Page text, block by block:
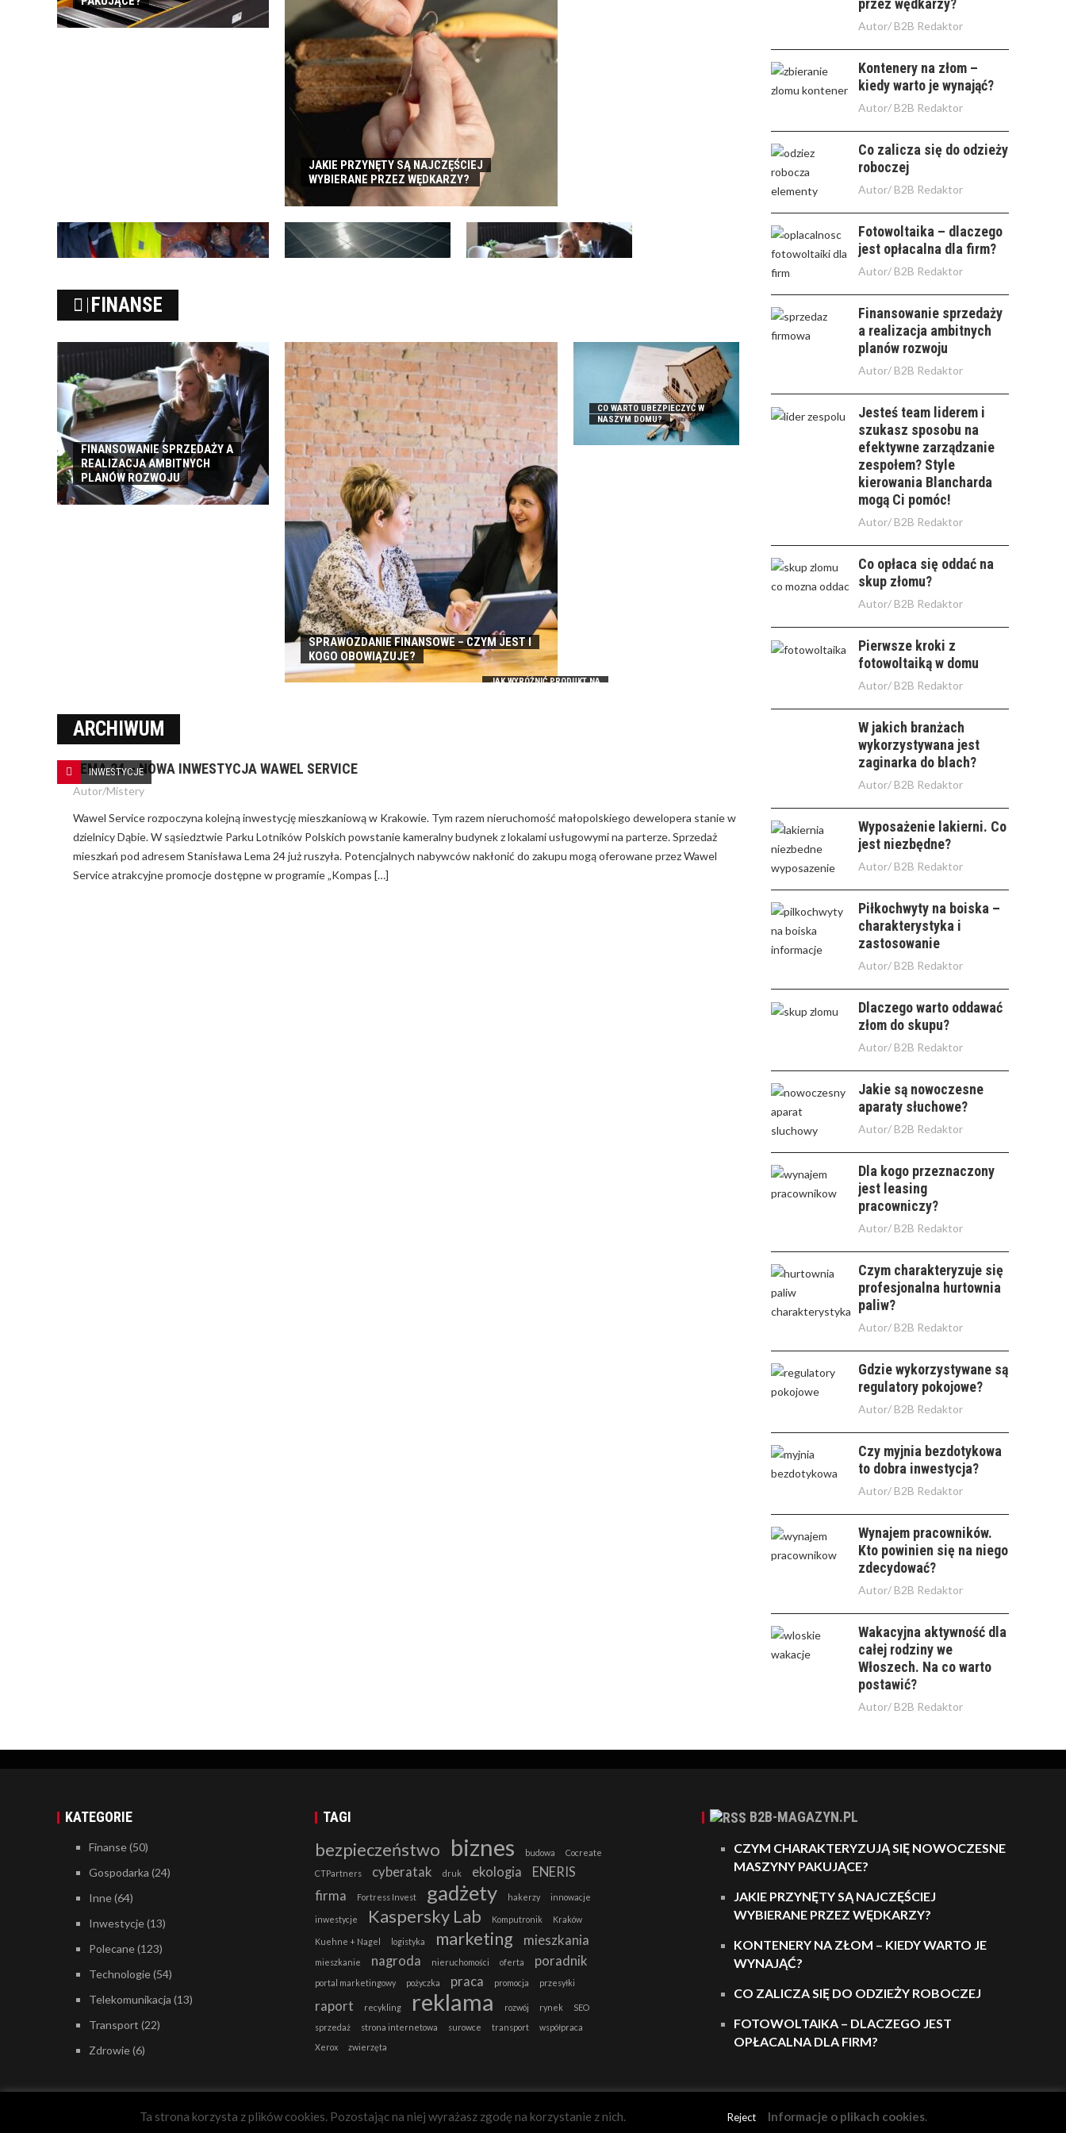
JAKIE PRZYNĘTY SĄ NAJCZĘŚCIEJ
WYBIERANE PRZEZ WĘDKARZY?
CO ZALICZA SIĘ DO ODZIEŻY
ROBOCZEJ
FINANSE
FINANSOWANIE SPRZEDAŻY A
REALIZACJA AMBITNYCH
PLANÓW ROZWOJU
SPRAWOZDANIE FINANSOWE – CZYM JEST I
KOGO OBOWIĄZUJE?
CO WARTO UBEZPIECZYĆ W
NASZYM DOMU?
NA CZYM POLEGA KREDYT Z
GWARANCJĄ DE MINIMIS?
JAK ZARZĄDZAĆ WYDATKAMI
ZA PALIWO W FIRMIE?
JAK WYRÓŻNIĆ PRODUKT NA
ARCHIWUM
INWESTYCJE
LEMA 24 – NOWA INWESTYCJA WAWEL SERVICE
Autor/Mistery
Wawel Service rozpoczyna kolejną inwestycję mieszkaniową w Krakowie. Tym razem nieruchomość małopolskiego dewelopera stanie w
dzielnicy Dąbie. W sąsiedztwie Parku Lotników Polskich powstanie kameralny budynek z lokalami usługowymi na parterze. Sprzedaż
mieszkań pod adresem Stanisława Lema 24 już ruszyła. Potencjalnych nabywców nakłonić do zakupu mogą oferowane przez Wawel
Service atrakcyjne promocje dostępne w programie „Kompas […]
przez wędkarzy?
Autor/ B2B Redaktor
Kontenery na złom –
kiedy warto je wynająć?
Autor/ B2B Redaktor
Co zalicza się do odzieży
roboczej
Autor/ B2B Redaktor
Fotowoltaika – dlaczego
jest opłacalna dla firm?
Autor/ B2B Redaktor
Finansowanie sprzedaży
a realizacja ambitnych
planów rozwoju
Autor/ B2B Redaktor
Jesteś team liderem i
szukasz sposobu na
efektywne zarządzanie
zespołem? Style
kierowania Blancharda
mogą Ci pomóc!
Autor/ B2B Redaktor
Co opłaca się oddać na
skup złomu?
Autor/ B2B Redaktor
Pierwsze kroki z
fotowoltaiką w domu
Autor/ B2B Redaktor
W jakich branżach
wykorzystywana jest
zaginarka do blach?
Autor/ B2B Redaktor
Wyposażenie lakierni. Co
jest niezbędne?
Autor/ B2B Redaktor
Piłkochwyty na boiska –
charakterystyka i
zastosowanie
Autor/ B2B Redaktor
Dlaczego warto oddawać
złom do skupu?
Autor/ B2B Redaktor
Jakie są nowoczesne
aparaty słuchowe?
Autor/ B2B Redaktor
Dla kogo przeznaczony
jest leasing
pracowniczy?
Autor/ B2B Redaktor
Czym charakteryzuje się
profesjonalna hurtownia
paliw?
Autor/ B2B Redaktor
Gdzie wykorzystywane są
regulatory pokojowe?
Autor/ B2B Redaktor
Czy myjnia bezdotykowa
to dobra inwestycja?
Autor/ B2B Redaktor
Wynajem pracowników.
Kto powinien się na niego
zdecydować?
Autor/ B2B Redaktor
Wakacyjna aktywność dla
całej rodziny we
Włoszech. Na co warto
postawić?
Autor/ B2B Redaktor
KATEGORIE
Finanse(50)
Gospodarka (24)
Inne(64)
Inwestycje(13)
Polecane(123)
Technologie(54)
Telekomunikacja (13)
Transport (22)
Zdrowie(6)
TAGI
bezpieczeństwo biznes budowa
Cocreate
CTPartners
cyberatak druk ekologia
ENERIS
firma
Fortress Invest gadżety hakerzy innowacje
inwestycje Kaspersky Lab Komputronik Kraków
Kuehne + Nagel logistyka marketing mieszkania
mieszkanie nagroda nieruchomości oferta poradnik
portal marketingowy pożyczka praca promocja przesyłki
raport recykling reklama rozwój rynek
SEO
sprzedaż
strona internetowa surowce transport
współpraca
Xerox
zwierzęta
B2B-MAGAZYN.PL
CZYM CHARAKTERYZUJĄ SIĘ NOWOCZESNE
MASZYNY PAKUJĄCE?
JAKIE PRZYNĘTY SĄ NAJCZĘŚCIEJ
WYBIERANE PRZEZ WĘDKARZY?
KONTENERY NA ZŁOM – KIEDY WARTO JE
WYNAJĄĆ?
CO ZALICZA SIĘ DO ODZIEŻY ROBOCZEJ
FOTOWOLTAIKA – DLACZEGO JEST
OPŁACALNA DLA FIRM?
B2B-MAGAZYN.PL
Ta strona korzysta z plików cookies. Pozostając na niej wyrażasz zgodę na korzystanie z nich. Reject Informacje o plikach cookies.